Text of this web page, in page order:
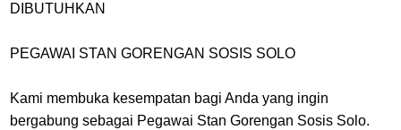
DIBUTUHKAN
PEGAWAI STAN GORENGAN SOSIS SOLO
Kami membuka kesempatan bagi Anda yang ingin
bergabung sebagai Pegawai Stan Gorengan Sosis Solo.